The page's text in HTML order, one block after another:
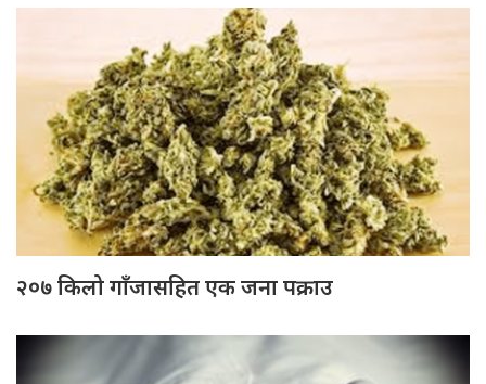
२०७ किलो गाँजासहित एक जना पक्राउ